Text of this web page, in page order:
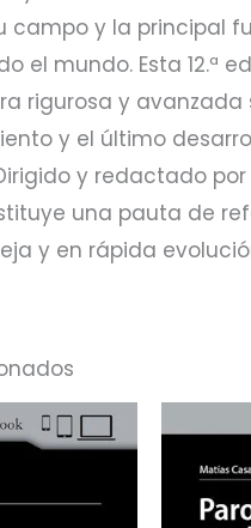
campo y la principal
el mundo. Esta 12.ª
rigurosa y
y el último
y redactado
una pauta de
y en rápida